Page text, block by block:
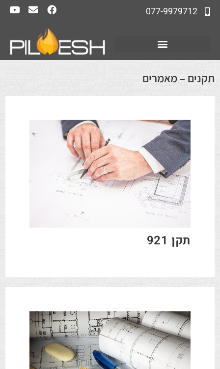
077-9979712
תקנים – מאמרים
תקן 921